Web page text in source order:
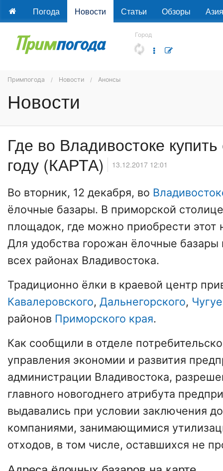
Погода Новости Статьи Обзоры Азия
Город
Примпогода Новости Анонсы
Новости
Где во Владивостоке
году (КАРТА)
13.12.2017 12:01
Во вторник, 12 декабря, во
ёлочные базары. В приморской
площадок, где можно приобрести этот
Для удобства горожан ёлочные
всех районах Владивостока.
Традиционно ёлки в краевой центр
Кавалеровского, Дальнегорского,
районов Приморского края.
Как сообщили в отделе
управления экономии и развития
администрации Владивостока,
главного новогоднего атрибута
выдавались при условии заключения
компаниями, занимающимися
отходов, в том числе, оставшихся не